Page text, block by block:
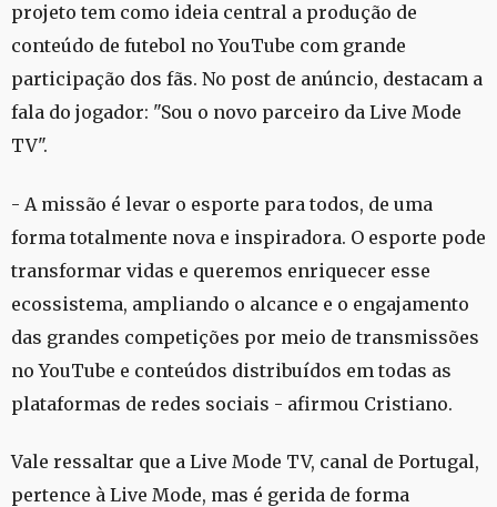
projeto tem como ideia central a produção de
conteúdo de futebol no YouTube com grande
participação dos fãs. No post de anúncio, destacam a
fala do jogador: "Sou o novo parceiro da Live Mode
TV".
- A missão é levar o esporte para todos, de uma
forma totalmente nova e inspiradora. O esporte pode
transformar vidas e queremos enriquecer esse
ecossistema, ampliando o alcance e o engajamento
das grandes competições por meio de transmissões
no YouTube e conteúdos distribuídos em todas as
plataformas de redes sociais - afirmou Cristiano.
Vale ressaltar que a Live Mode TV, canal de Portugal,
pertence à Live Mode, mas é gerida de forma